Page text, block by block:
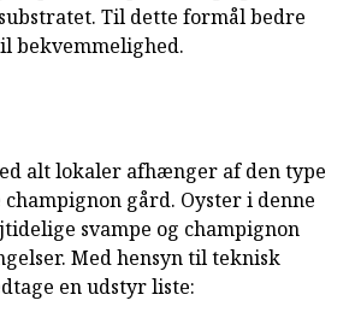
Til dette formål bedre
bekvemmelighed.
alt lokaler afhænger af den type
gård. Oyster i denne
svampe og champignon
Med hensyn til teknisk
en udstyr liste: